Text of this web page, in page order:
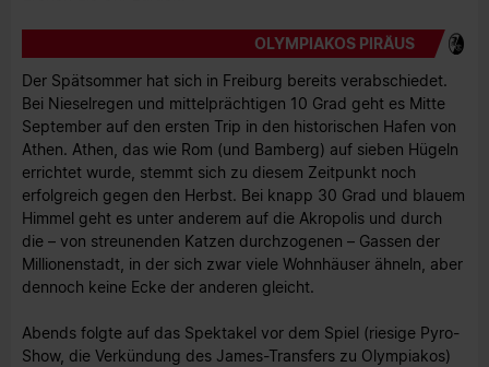
OLYMPIAKOS PIRÄUS
Der Spätsommer hat sich in Freiburg bereits verabschiedet.
Bei Nieselregen und mittelprächtigen 10 Grad geht es Mitte
September auf den ersten Trip in den historischen Hafen von
Athen. Athen, das wie Rom (und Bamberg) auf sieben Hügeln
errichtet wurde, stemmt sich zu diesem Zeitpunkt noch
erfolgreich gegen den Herbst. Bei knapp 30 Grad und blauem
Himmel geht es unter anderem auf die Akropolis und durch
die – von streunenden Katzen durchzogenen – Gassen der
Millionenstadt, in der sich zwar viele Wohnhäuser ähneln, aber
dennoch keine Ecke der anderen gleicht.
Abends folgte auf das Spektakel vor dem Spiel (riesige Pyro-
Show, die Verkündung des James-Transfers zu Olympiakos)